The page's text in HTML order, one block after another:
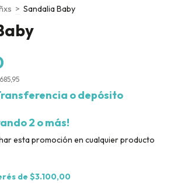
> Sandalia Baby
o depósito
2 o más!
esta promoción en cualquier producto
de $3.100,00